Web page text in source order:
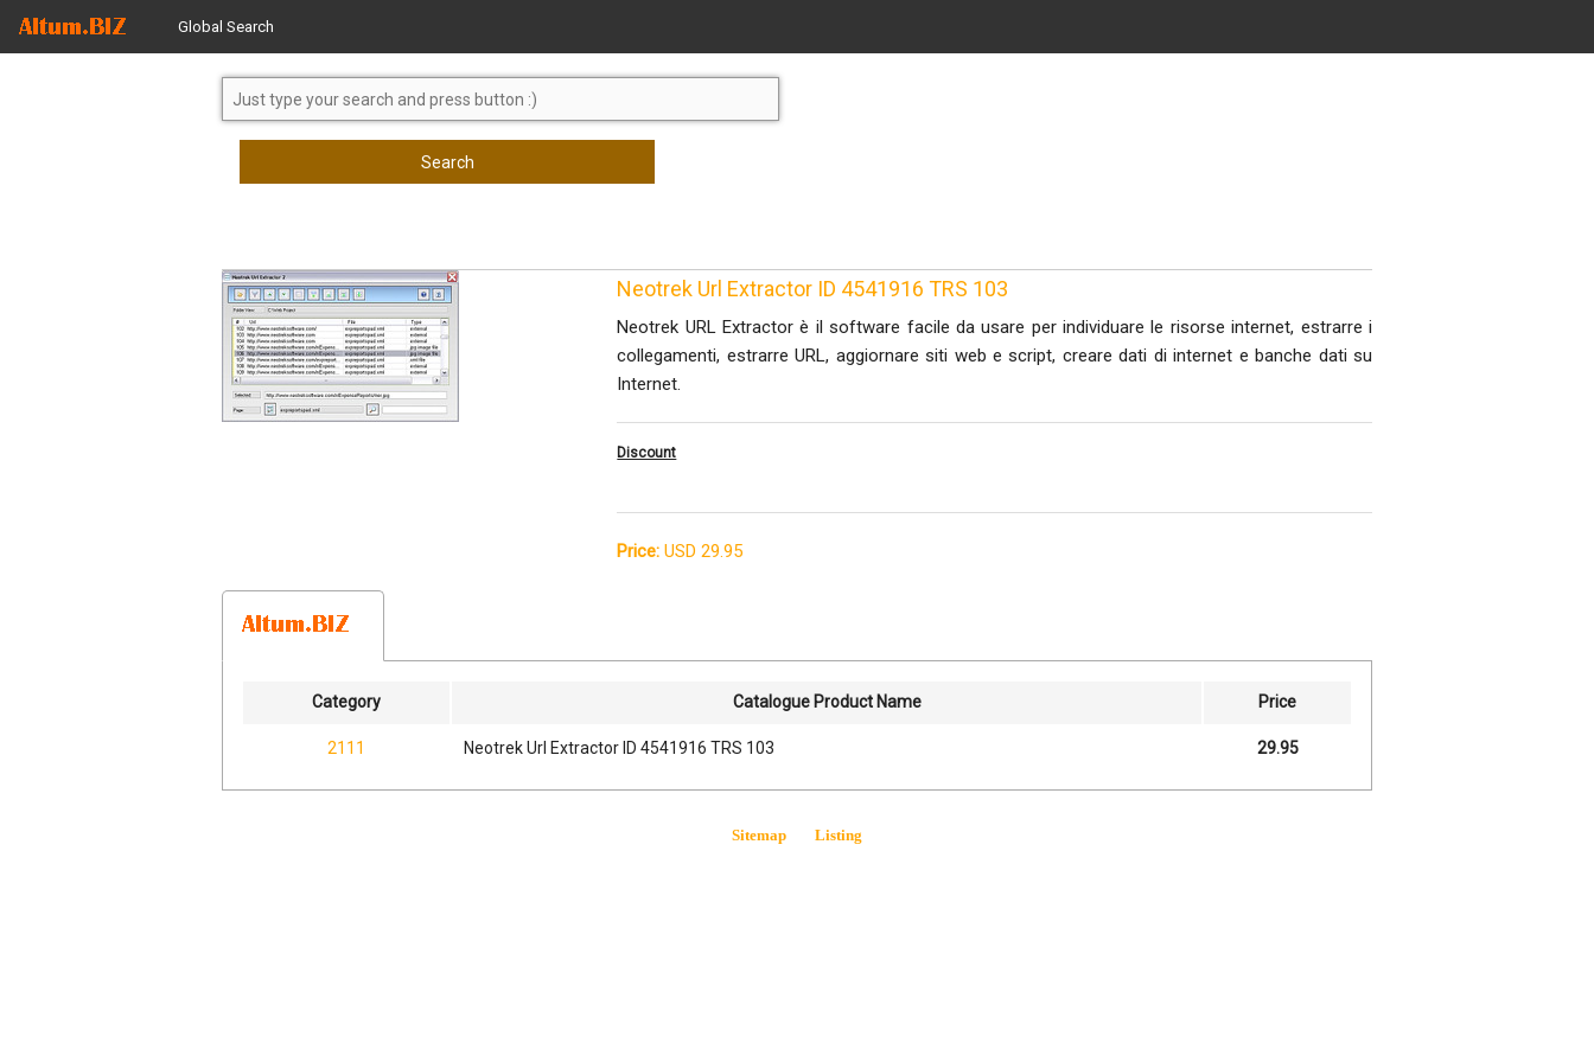
Global Search
Search
Neotrek Url Extractor ID 4541916 TRS 103
Neotrek URL Extractor è il software facile da usare per individuare le risorse internet, estrarre i
collegamenti, estrarre URL, aggiornare siti web e script, creare dati di internet e banche dati su
Internet.
Discount
Price: USD 29.95
Category Catalogue Product Name Price
2111 Neotrek Url Extractor ID 4541916 TRS 103 29.95
Sitemap Listing